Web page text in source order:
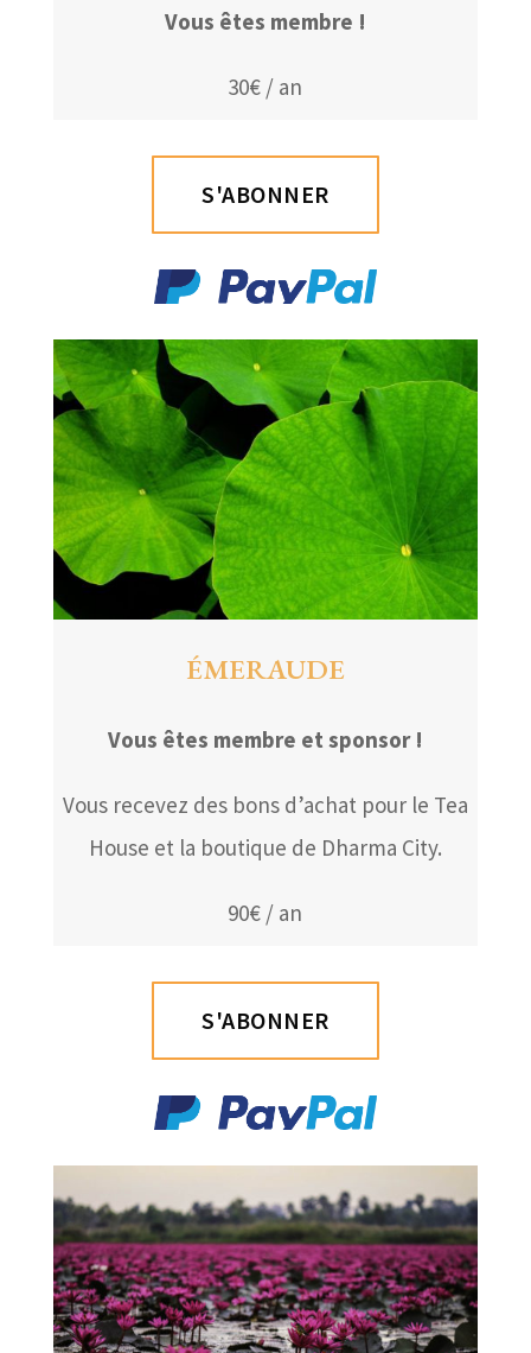
Vous êtes membre !
30€ / an
S'ABONNER
ÉMERAUDE
Vous êtes membre et sponsor !
Vous recevez des bons d’achat pour le Tea
House et la boutique de Dharma City.
90€ / an
S'ABONNER